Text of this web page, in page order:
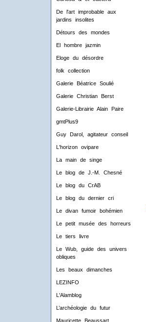
De l'art improbable aux
jardins insolites
Détours des mondes
El hombre jazmin
Eloge du désordre
folk collection
Galerie Béatrice Soulié
Galerie Christian Berst
Galerie-Librairie Alain Paire
gmtPlus9
Guy Darol, agitateur conseil
L'horizon ovipare
La main de singe
Le blog de J.-M. Chesné
Le blog du CrAB
Le blog du dernier cri
Le divan fumoir bohémien
Le petit musée des horreurs
Le tiers livre
Le Wub, guide des univers
obliques
Les beaux dimanches
LEZINFO
L'Alamblog
L’archéologie du futur
Mauricette Beaussart